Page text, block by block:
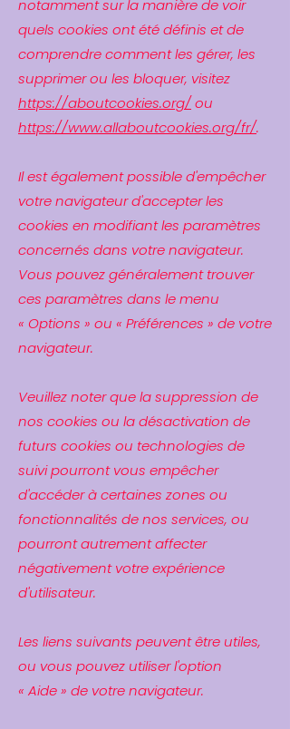
notamment sur la manière de voir
quels cookies ont été définis et de
comprendre comment les gérer, les
supprimer ou les bloquer, visitez
https://aboutcookies.org/ou
https://www.allaboutcookies.org/fr/.
Il est également possible d'empêcher
votre navigateur d'accepter les
cookies en modifiant les paramètres
concernés dans votre navigateur.
Vous pouvez généralement trouver
ces paramètres dans le menu
« Options » ou « Préférences » de votre
navigateur.
Veuillez noter que la suppression de
nos cookies ou la désactivation de
futurs cookies ou technologies de
suivi pourront vous empêcher
d'accéder à certaines zones ou
fonctionnalités de nos services, ou
pourront autrement affecter
négativement votre expérience
d'utilisateur.
Les liens suivants peuvent être utiles,
ou vous pouvez utiliser l'option
« Aide» de votre navigateur.